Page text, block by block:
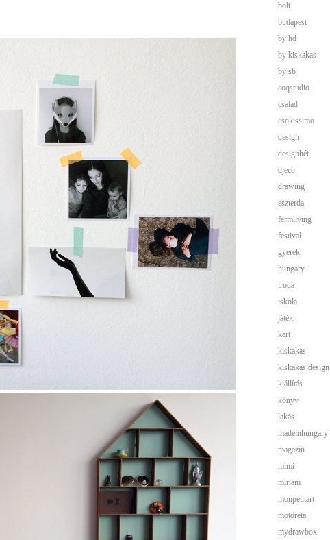
bolt
budapest
by hd
by kiskakas
by sb
coqstudio
család
csokissimo
design
designhét
djeco
drawing
eszterda
fermliving
festival
gyerek
hungary
iroda
iskola
játék
kert
kiskakas
kiskakas design
kiállítás
könyv
lakás
madeinhungary
magazin
mimi
miriam
monpetitart
motoreta
mydrawbox